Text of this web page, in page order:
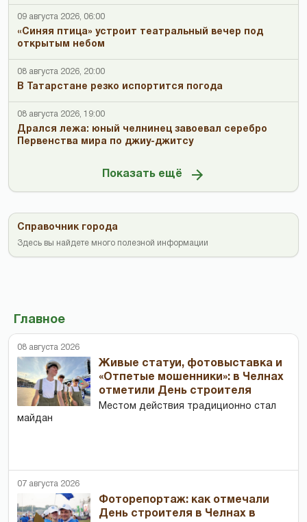
09 августа 2026, 06:00
«Синяя птица» устроит театральный вечер под
открытым небом
08 августа 2026, 20:00
В Татарстане резко испортится погода
08 августа 2026, 19:00
Дрался лежа: юный челнинец завоевал серебро
Первенства мира по джиу-джитсу
Показать ещё
Справочник города
Здесь вы найдете много полезной информации
Главное
08 августа 2026
Живые статуи, фотовыставка и
«Отпетые мошенники»: в Челнах
отметили День строителя
Местом действия традиционно стал
майдан
07 августа 2026
Фоторепортаж: как отмечали
День строителя в Челнах в